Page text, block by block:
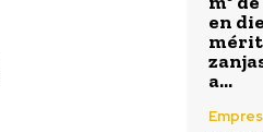
en
a...